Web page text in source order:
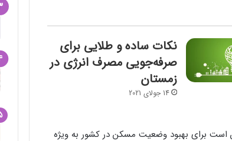
نکات ساده و طلایی برای
صرفه‌جویی مصرف انرژی در
زمستان
14 جولای 2021
است برای بهبود وضعیت مسکن در کشور به ویژه